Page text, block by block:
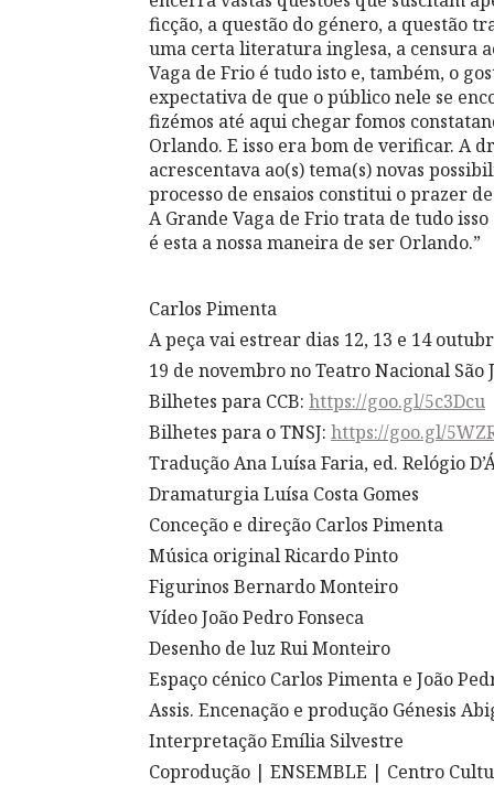
ficção, a questão do género, a questão
uma certa literatura inglesa, a censura
Vaga de Frio é tudo isto e, também, o
expectativa de que o público nele se
fizémos até aqui chegar fomos
Orlando. E isso era bom de verificar. A
acrescentava ao(s) tema(s) novas
processo de ensaios constitui o prazer
A Grande Vaga de Frio trata de tudo
é esta a nossa maneira de ser Orlando.”
Carlos Pimenta
A peça vai estrear dias 12, 13 e 14
19 de novembro no Teatro Nacional São
Bilhetes para CCB: https://goo.gl/5c3Dcu
Bilhetes para o TNSJ: https://goo.gl/
Tradução Ana Luísa Faria, ed. Relógio
Dramaturgia Luísa Costa Gomes
Conceção e direção Carlos Pimenta
Música original Ricardo Pinto
Figurinos Bernardo Monteiro
Vídeo João Pedro Fonseca
Desenho de luz Rui Monteiro
Espaço cénico Carlos Pimenta e João
Assis. Encenação e produção Génesis
Interpretação Emília Silvestre
Coprodução | ENSEMBLE | Centro